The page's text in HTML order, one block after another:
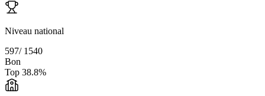
Niveau national
597/ 1540
Bon
Top 38.8%